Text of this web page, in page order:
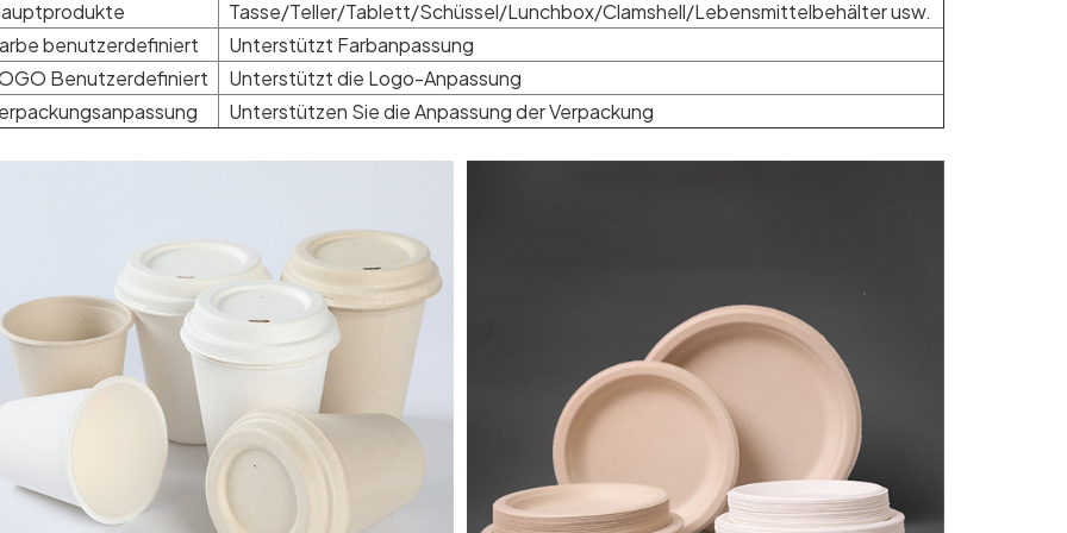
Tasse/Teller/Tablett/Schüssel/Lunchbox/Clamshell/Lebensmittelbehälter usw.
benutzerdefiniert
Unterstützt Farbanpassung
Benutzerdefiniert
Unterstützt die Logo-Anpassung
Unterstützen Sie die Anpassung der Verpackung